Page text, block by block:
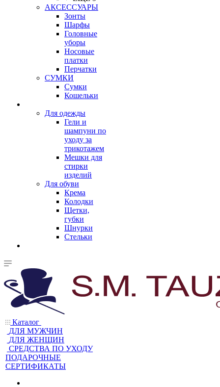
АКСЕССУАРЫ
Зонты
Шарфы
Головные
уборы
Носовые
платки
Перчатки
СУМКИ
Сумки
Кошельки
Для одежды
Гели и
шампуни по
уходу за
трикотажем
Мешки для
стирки
изделий
Для обуви
Крема
Колодки
Щетки,
губки
Шнурки
Стельки
Каталог
ДЛЯ МУЖЧИН
ДЛЯ ЖЕНЩИН
CРЕДСТВА ПО УХОДУ
ПОДАРОЧНЫЕ
СЕРТИФИКАТЫ